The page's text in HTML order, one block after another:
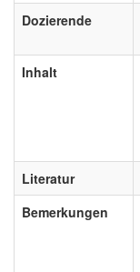
Dozierende
Inhalt
Literatur
Bemerkungen